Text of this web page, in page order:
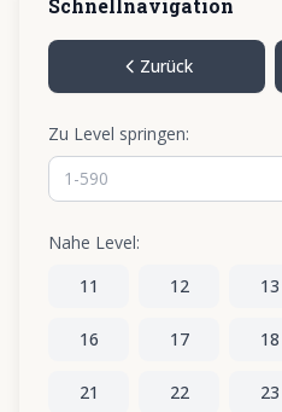
Schnellnavigation
Zurück
Zu Level springen:
Nahe Level:
11
12 13
16 17 18
21 22 23